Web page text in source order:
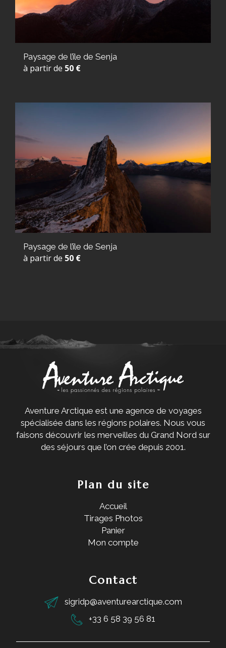
Paysage de l’île de Senja
à partir de 50 €
Paysage de l’île de Senja
à partir de 50 €
Aventure Arctique est une agence de voyages
spécialisée dans les régions polaires. Nous vous
faisons découvrir les merveilles du Grand Nord sur
des séjours que l’on crée depuis 2001.
Plan du site
Accueil
Tirages Photos
Panier
Mon compte
Contact
sigridp@aventurearctique.com
+33 6 58 39 56 81